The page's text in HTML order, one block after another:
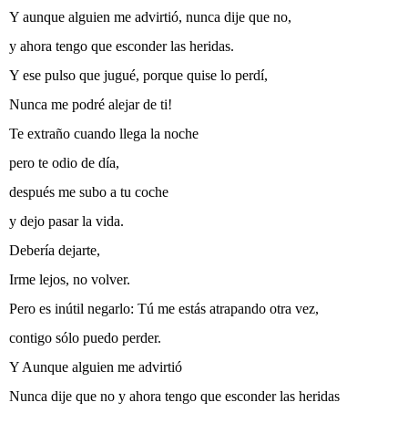
Y aunque alguien me advirtió, nunca dije que no,
y ahora tengo que esconder las heridas.
Y ese pulso que jugué, porque quise lo perdí,
Nunca me podré alejar de ti!
Te extraño cuando llega la noche
pero te odio de día,
después me subo a tu coche
y dejo pasar la vida.
Debería dejarte,
Irme lejos, no volver.
Pero es inútil negarlo: Tú me estás atrapando otra vez,
contigo sólo puedo perder.
Y Aunque alguien me advirtió
Nunca dije que no y ahora tengo que esconder las heridas